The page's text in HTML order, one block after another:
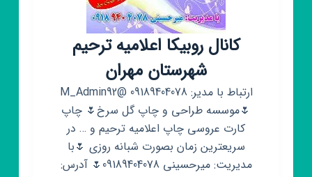
کانال روبیکا اعلامیه ترحیم
شهرستان مهران
ارتباط با مدیر: 09189404078 @M_Admin92
🌷موسسه طراحی و چاپ گل سرخ🌷 چاپ
کارت عروسی چاپ اعلامیه ترحیم و … در
سریعترین زمان بصورت شبانه روزی 🌷با
مدیریت: میرحسینی 09189404078🌷 آدرس: